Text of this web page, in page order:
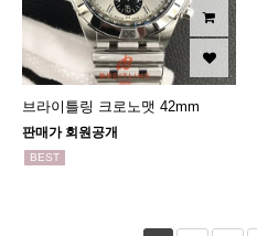
브라이틀링 크로노맷 42mm
판매가 회원공개
BEST